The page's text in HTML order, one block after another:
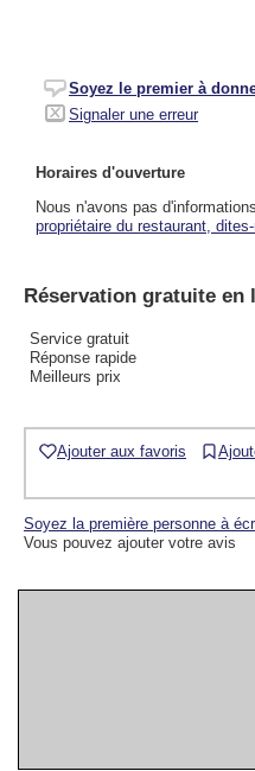
Soyez le premier à
Signaler une erreur
Horaires d'ouverture
Nous n'avons pas
propriétaire du restaurant,
Réservation gratuite en
Service gratuit
Réponse rapide
Meilleurs prix
Ajouter aux favoris
Soyez la première personne à
Vous pouvez ajouter votre avis